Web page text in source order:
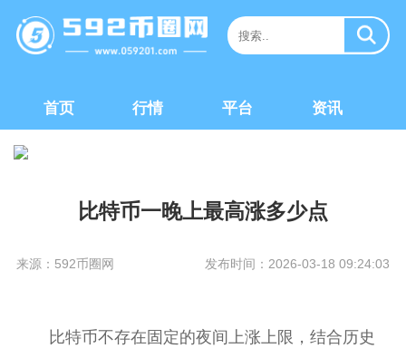
首页 行情 平台 资讯
比特币一晚上最高涨多少点
来源：592币圈网 发布时间：2026-03-18 09:24:03
比特币不存在固定的夜间上涨上限，结合历史